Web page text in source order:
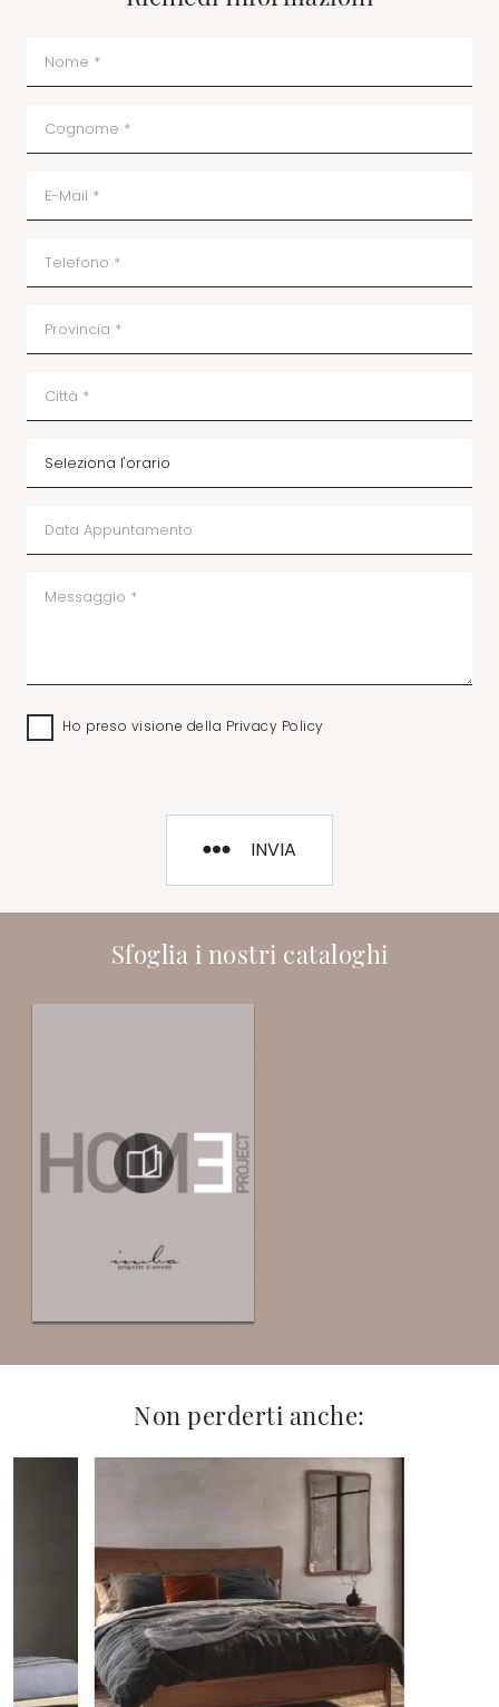
Sfoglia i nostri cataloghi
Ho preso visione della Privacy Policy
INVIA
Non perderti anche: